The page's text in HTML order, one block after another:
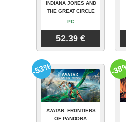
INDIANA JONES AND
THE GREAT CIRCLE
PC
52.39 €
AVATAR: FRONTIERS
OF PANDORA
-53% -